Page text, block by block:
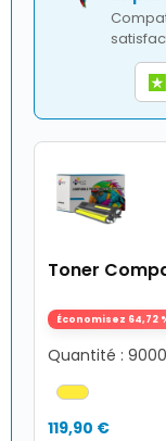
Toner
Économisez
Quantité :
119,90 €